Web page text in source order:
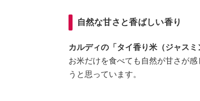
自然な甘さと香ばしい香り
カルディの「タイ香り米（ジャス
お米だけを食べても自然が甘さが
うと思っています。